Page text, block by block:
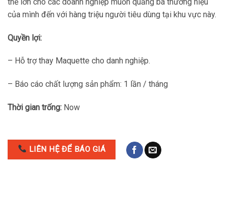
của mình đến với hàng triệu người tiêu dùng tại khu vực này.
Quyền lợi:
– Hỗ trợ thay Maquette cho danh nghiệp.
– Báo cáo chất lượng sản phẩm: 1 lần / tháng
Thời gian trống: Now
LIÊN HỆ ĐỂ BÁO GIÁ